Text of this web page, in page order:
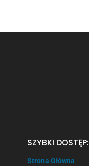
SZYBKI DOSTĘP:
Strona Główna